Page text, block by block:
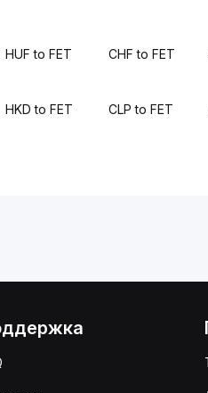
HUF to FET CHF to FET
HKD to FET CLP to FET